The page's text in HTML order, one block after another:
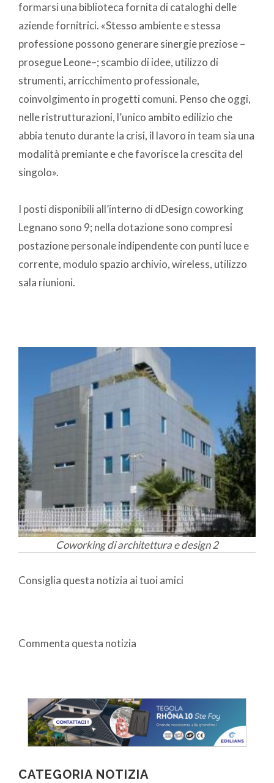
formarsi una biblioteca fornita di cataloghi delle
aziende fornitrici. «Stesso ambiente e stessa
professione possono generare sinergie preziose –
prosegue Leone–; scambio di idee, utilizzo di
strumenti, arricchimento professionale,
coinvolgimento in progetti comuni. Penso che oggi,
nelle ristrutturazioni, l’unico ambito edilizio che
abbia tenuto durante la crisi, il lavoro in team sia una
modalità premiante e che favorisce la crescita del
singolo».
I posti disponibili all’interno di dDesign coworking
Legnano sono 9; nella dotazione sono compresi
postazione personale indipendente con punti luce e
corrente, modulo spazio archivio, wireless, utilizzo
sala riunioni.
Coworking di architettura e design 2
Consiglia questa notizia ai tuoi amici
Commenta questa notizia
CATEGORIA NOTIZIA